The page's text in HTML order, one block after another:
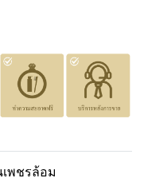
พชรล้อม